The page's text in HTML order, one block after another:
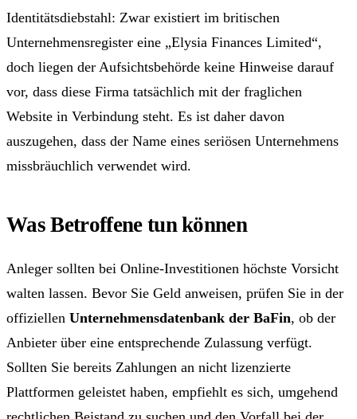
Identitätsdiebstahl: Zwar existiert im britischen
Unternehmensregister eine „Elysia Finances Limited“,
doch liegen der Aufsichtsbehörde keine Hinweise darauf
vor, dass diese Firma tatsächlich mit der fraglichen
Website in Verbindung steht. Es ist daher davon
auszugehen, dass der Name eines seriösen Unternehmens
missbräuchlich verwendet wird.
Was Betroffene tun können
Anleger sollten bei Online-Investitionen höchste Vorsicht
walten lassen. Bevor Sie Geld anweisen, prüfen Sie in der
offiziellen Unternehmensdatenbank der BaFin, ob der
Anbieter über eine entsprechende Zulassung verfügt.
Sollten Sie bereits Zahlungen an nicht lizenzierte
Plattformen geleistet haben, empfiehlt es sich, umgehend